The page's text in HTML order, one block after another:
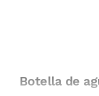
Botella de